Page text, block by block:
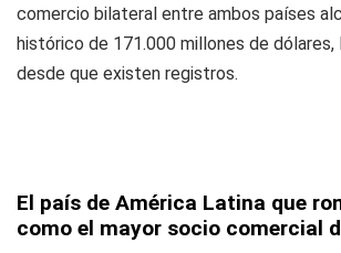
comercio bilateral entre ambos países
histórico de 171.000 millones de
desde que existen registros.
El país de América Latina que
como el mayor socio comercial